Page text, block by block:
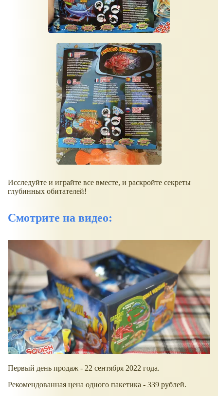
Исследуйте и играйте все вместе, и раскройте секреты
глубинных обитателей!
Смотрите на видео:
Первый день продаж - 22 сентября 2022 года.
Рекомендованная цена одного пакетика - 339 рублей.